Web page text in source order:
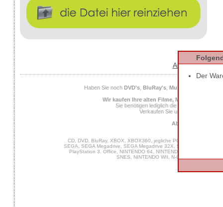
AGB
Haben Sie noch DVD's, BluRay's, Musik CD's
Wir kaufen Ihre alten Filme, Musik und Spiele
Sie benötigen lediglich die
Verkaufen Sie uns Ihre alten
Ab 25 Euro
CD, DVD, BluRay, XBOX, XBOX360, jegliche PC Software,
SEGA, SEGA Megadrive, SEGA Megadrive 32X, SEGA Master
PlayStation 3, Office, NINTENDO 64, NINTENDO DS,
SNES, NINTENDO WII, N-Gage, MUSIK,
Der